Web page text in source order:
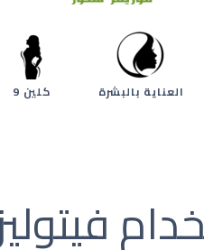
العناية بالبشرة كلين 9